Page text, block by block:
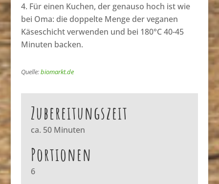
Für einen Kuchen, der genauso hoch ist wie
bei Oma: die doppelte Menge der veganen
Käseschicht verwenden und bei 180°C 40-45
Minuten backen.
Quelle:biomarkt.de
Zubereitungszeit
ca. 50 Minuten
Portionen
6